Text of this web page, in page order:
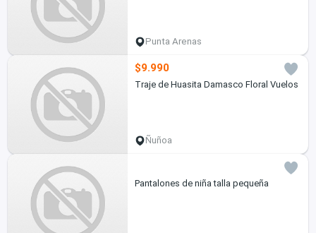
Punta Arenas
$9.990
Traje de Huasita Damasco Floral Vuelos
Ñuñoa
Pantalones de niña talla pequeña